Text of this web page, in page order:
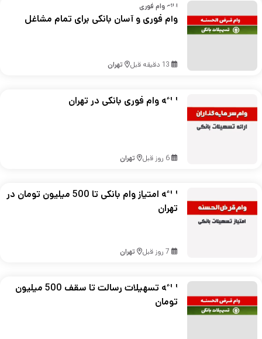
ارائه وام فوری
وام فوری و آسان بانکی برای تمام مشاغل
13 دقیقه قبل تهران
ارائه وام فوری بانکی در تهران
6 روز قبل تهران
ارائه امتیاز وام بانکی تا 500 میلیون تومان در
تهران
7 روز قبل تهران
ارائه تسهیلات رسالت تا سقف 500 میلیون
تومان